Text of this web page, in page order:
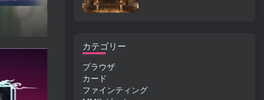
カテゴリー
ブラウザ
カード
ファインティング